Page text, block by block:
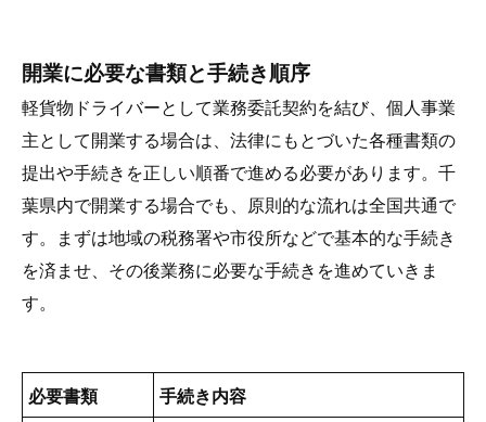
開業に必要な書類と手続き順序
軽貨物ドライバーとして業務委託契約を結び、個人事業
主として開業する場合は、法律にもとづいた各種書類の
提出や手続きを正しい順番で進める必要があります。千
葉県内で開業する場合でも、原則的な流れは全国共通で
す。まずは地域の税務署や市役所などで基本的な手続き
を済ませ、その後業務に必要な手続きを進めていきま
す。
必要書類
手続き内容